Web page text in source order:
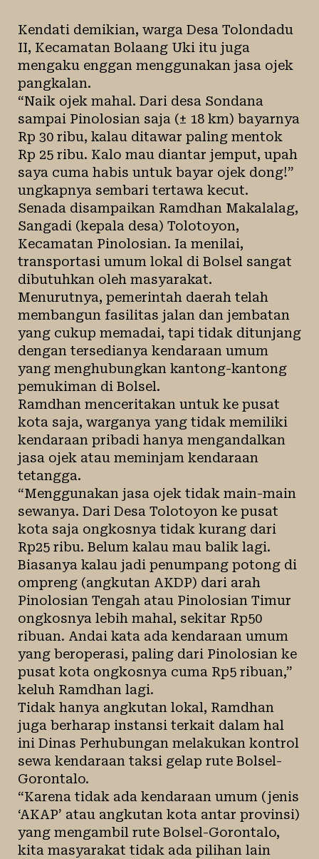
Kendati demikian, warga Desa Tolondadu
II, Kecamatan Bolaang Uki itu juga
mengaku enggan menggunakan jasa ojek
pangkalan.
“Naik ojek mahal. Dari desa Sondana
sampai Pinolosian saja (± 18 km) bayarnya
Rp 30 ribu, kalau ditawar paling mentok
Rp 25 ribu. Kalo mau diantar jemput, upah
saya cuma habis untuk bayar ojek dong!”
ungkapnya sembari tertawa kecut.
Senada disampaikan Ramdhan Makalalag,
Sangadi (kepala desa) Tolotoyon,
Kecamatan Pinolosian. Ia menilai,
transportasi umum lokal di Bolsel sangat
dibutuhkan oleh masyarakat.
Menurutnya, pemerintah daerah telah
membangun fasilitas jalan dan jembatan
yang cukup memadai, tapi tidak ditunjang
dengan tersedianya kendaraan umum
yang menghubungkan kantong-kantong
pemukiman di Bolsel.
Ramdhan menceritakan untuk ke pusat
kota saja, warganya yang tidak memiliki
kendaraan pribadi hanya mengandalkan
jasa ojek atau meminjam kendaraan
tetangga.
“Menggunakan jasa ojek tidak main-main
sewanya. Dari Desa Tolotoyon ke pusat
kota saja ongkosnya tidak kurang dari
Rp25 ribu. Belum kalau mau balik lagi.
Biasanya kalau jadi penumpang potong di
ompreng (angkutan AKDP) dari arah
Pinolosian Tengah atau Pinolosian Timur
ongkosnya lebih mahal, sekitar Rp50
ribuan. Andai kata ada kendaraan umum
yang beroperasi, paling dari Pinolosian ke
pusat kota ongkosnya cuma Rp5 ribuan,”
keluh Ramdhan lagi.
Tidak hanya angkutan lokal, Ramdhan
juga berharap instansi terkait dalam hal
ini Dinas Perhubungan melakukan kontrol
sewa kendaraan taksi gelap rute Bolsel-
Gorontalo.
“Karena tidak ada kendaraan umum (jenis
‘AKAP’ atau angkutan kota antar provinsi)
yang mengambil rute Bolsel-Gorontalo,
kita masyarakat tidak ada pilihan lain